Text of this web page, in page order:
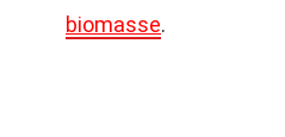
biomasse.